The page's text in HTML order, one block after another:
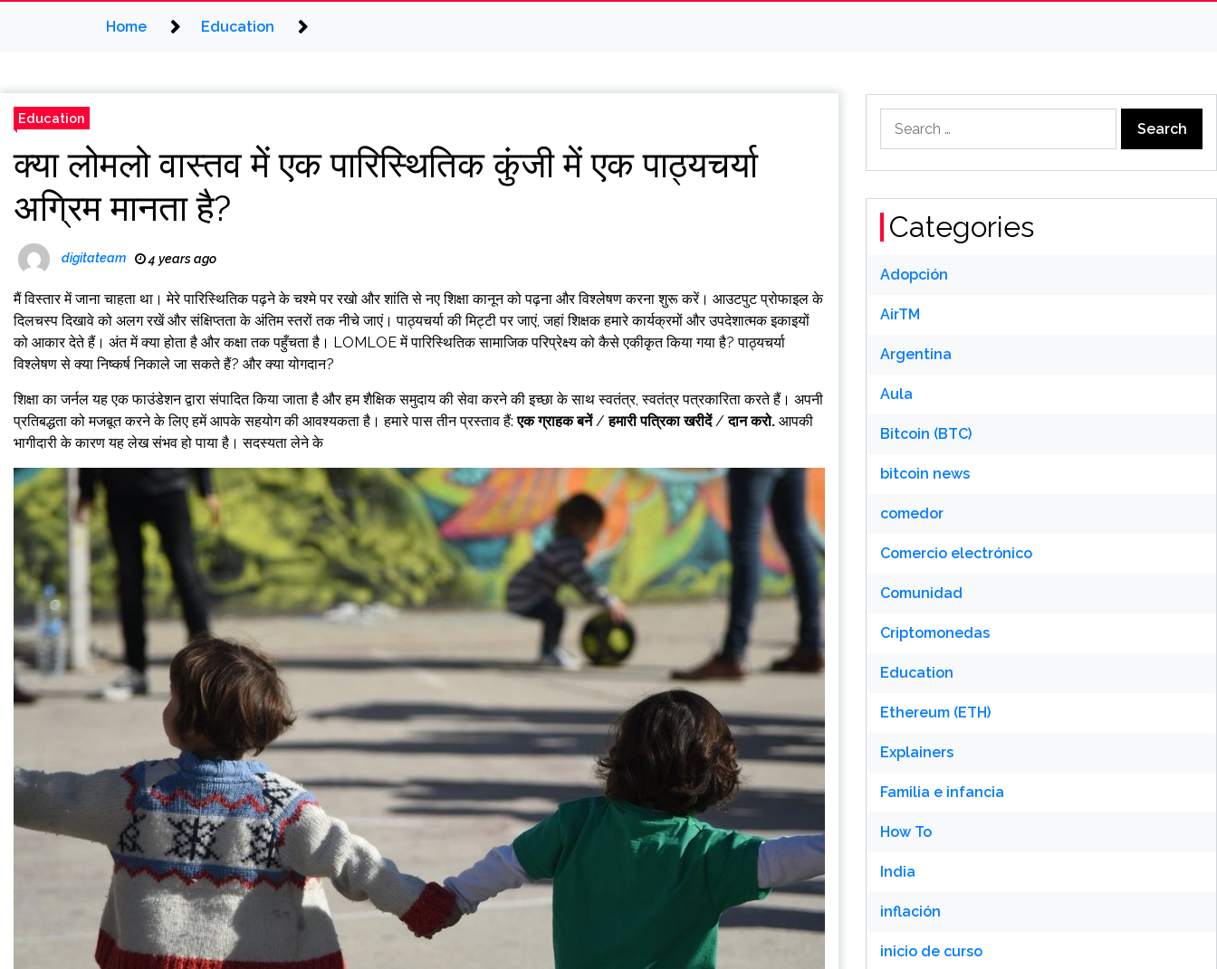
Home Education
Education
क्या लोमलो वास्तव में एक पारिस्थितिक कुंजी में एक पाठ्यचर्या
अग्रिम मानता है?
digitateam 4 years ago
मैं विस्तार में जाना चाहता था। मेरे पारिस्थितिक पढ़ने के चश्मे पर रखो और शांति से नए शिक्षा कानून को पढ़ना और विश्लेषण करना शुरू करें। आउटपुट प्रोफाइल के
दिलचस्प दिखावे को अलग रखें और संक्षिप्तता के अंतिम स्तरों तक नीचे जाएं। पाठ्यचर्या की मिट्टी पर जाएं, जहां शिक्षक हमारे कार्यक्रमों और उपदेशात्मक इकाइयों
को आकार देते हैं। अंत में क्या होता है और कक्षा तक पहुँचता है। LOMLOE में पारिस्थितिक सामाजिक परिप्रेक्ष्य को कैसे एकीकृत किया गया है? पाठ्यचर्या
विश्लेषण से क्या निष्कर्ष निकाले जा सकते हैं? और क्या योगदान?
शिक्षा का जर्नल यह एक फाउंडेशन द्वारा संपादित किया जाता है और हम शैक्षिक समुदाय की सेवा करने की इच्छा के साथ स्वतंत्र, स्वतंत्र पत्रकारिता करते हैं। अपनी
प्रतिबद्धता को मजबूत करने के लिए हमें आपके सहयोग की आवश्यकता है। हमारे पास तीन प्रस्ताव हैं:एक ग्राहक बनें/हमारी पत्रिका खरीदें/दान करो. आपकी
भागीदारी के कारण यह लेख संभव हो पाया है। सदस्यता लेने के
for:
Categories
Adopción
AirTM
Argentina
Aula
Bitcoin (BTC)
bitcoin news
comedor
Comercio electrónico
Comunidad
Criptomonedas
Education
Ethereum (ETH)
Explainers
Familia e infancia
How To
India
inflación
inicio de curso